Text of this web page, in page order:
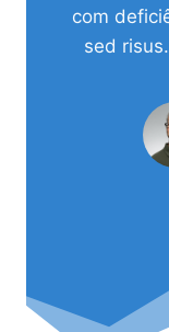
com
sed